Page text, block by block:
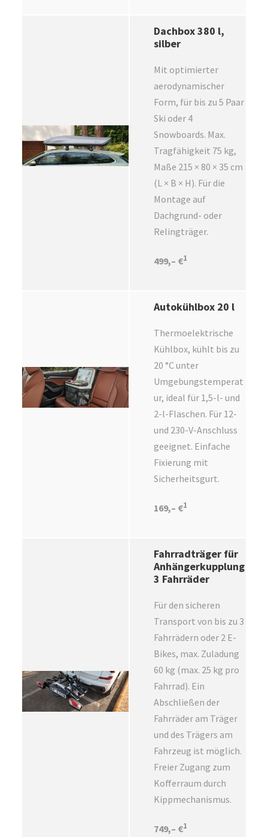
Dachbox 380 l,
silber
Mit optimierter
aerodynamischer
Form, für bis zu 5 Paar
Ski oder 4
Snowboards. Max.
Tragfähigkeit 75 kg,
Maße 215 × 80 × 35 cm
(L × B × H). Für die
Montage auf
Dachgrund- oder
Relingträger.
499,– €1
Autokühlbox 20 l
Thermoelektrische
Kühlbox, kühlt bis zu
20 °C unter
Umgebungstemperat
ur, ideal für 1,5-l- und
2-l-Flaschen. Für 12-
und 230-V-Anschluss
geeignet. Einfache
Fixierung mit
Sicherheitsgurt.
169,– €1
Fahrradträger für
Anhängerkupplung
3 Fahrräder
Für den sicheren
Transport von bis zu 3
Fahrrädern oder 2 E-
Bikes, max. Zuladung
60 kg (max. 25 kg pro
Fahrrad). Ein
Abschließen der
Fahrräder am Träger
und des Trägers am
Fahrzeug ist möglich.
Freier Zugang zum
Kofferraum durch
Kippmechanismus.
749,– €1